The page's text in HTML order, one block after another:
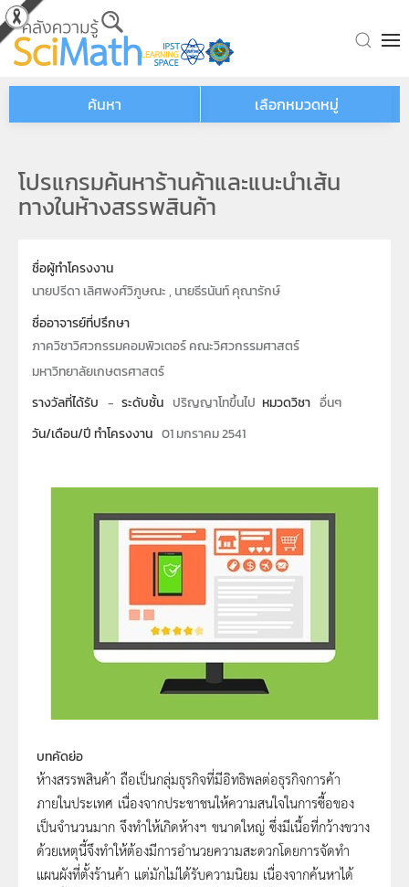
Skip to main content
ค้นหา เลือกหมวดหมู่
โปรแกรมค้นหาร้านค้าและแนะนำเส้น
ทางในห้างสรรพสินค้า
ชื่อผู้ทำโครงงาน
นายปรีดา เลิศพงศ์วิภูษณะ , นายธีรนันท์ คุณารักษ์
ชื่ออาจารย์ที่ปรึกษา
ภาควิชาวิศวกรรมคอมพิวเตอร์ คณะวิศวกรรมศาสตร์
มหาวิทยาลัยเกษตรศาสตร์
รางวัลที่ได้รับ - ระดับชั้น ปริญญาโทขึ้นไป หมวดวิชา อื่นๆ
วัน/เดือน/ปี ทำโครงงาน 01 มกราคม 2541
บทคัดย่อ
ห้างสรรพสินค้า ถือเป็นกลุ่มธุรกิจที่มีอิทธิพลต่อธุรกิจการค้า
ภายในประเทศ เนื่องจากประชาชนให้ความสนใจในการซื้อของ
เป็นจำนวนมาก จึงทำให้เกิดห้างฯ ขนาดใหญ่ ซึ่งมีเนื้อที่กว้างขวาง
ด้วยเหตุนี้จึงทำให้ต้องมีการอำนวยความสะดวกโดยการจัดทำ
แผนผังที่ตั้งร้านค้า แต่มักไม่ได้รับความนิยม เนื่องจากค้นหาได้